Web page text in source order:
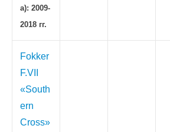
а): 2009-
2018 гг.
Fokker
F.VII
«South
ern
Cross»